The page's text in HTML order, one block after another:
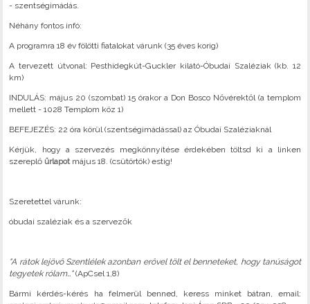
- szentségimádás.
Néhány fontos infó:
A programra 18 év fölötti fiatalokat várunk (35 éves korig)
A tervezett útvonal: Pesthidegkút-Guckler kilátó-Óbudai Szaléziak (kb. 12
km)
INDULÁS: május 20 (szombat) 15 órakor a Don Bosco Nővérektől (a templom
mellett - 1028 Templom köz 1)
BEFEJEZÉS: 22 óra körül (szentségimádással) az Óbudai Szaléziaknál
Kérjük, hogy a szervezés megkönnyítése érdekében töltsd ki a linken
szereplő űrlapot május 18. (csütörtök) estig!
Szeretettel várunk:
óbudai szaléziak és a szervezők
"A rátok lejövő Szentlélek azonban erővel tölt el benneteket, hogy tanúságot
tegyetek rólam…"(ApCsel 1,8)
Bármi kérdés-kérés ha felmerül benned, keress minket bátran, email: